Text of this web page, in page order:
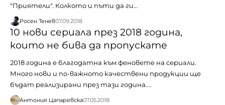
"Приятели". Колкото и пъти да ги…
Росен Тенев07.09.2018
10 нови сериала през 2018 година,
които не бива да пропускате
2018 година е благодатна към феновете на сериали.
Много нови и по-важното качествени продукции ще
бъдат реализирани през тази година.…
Антония Цапаревска07.05.2018